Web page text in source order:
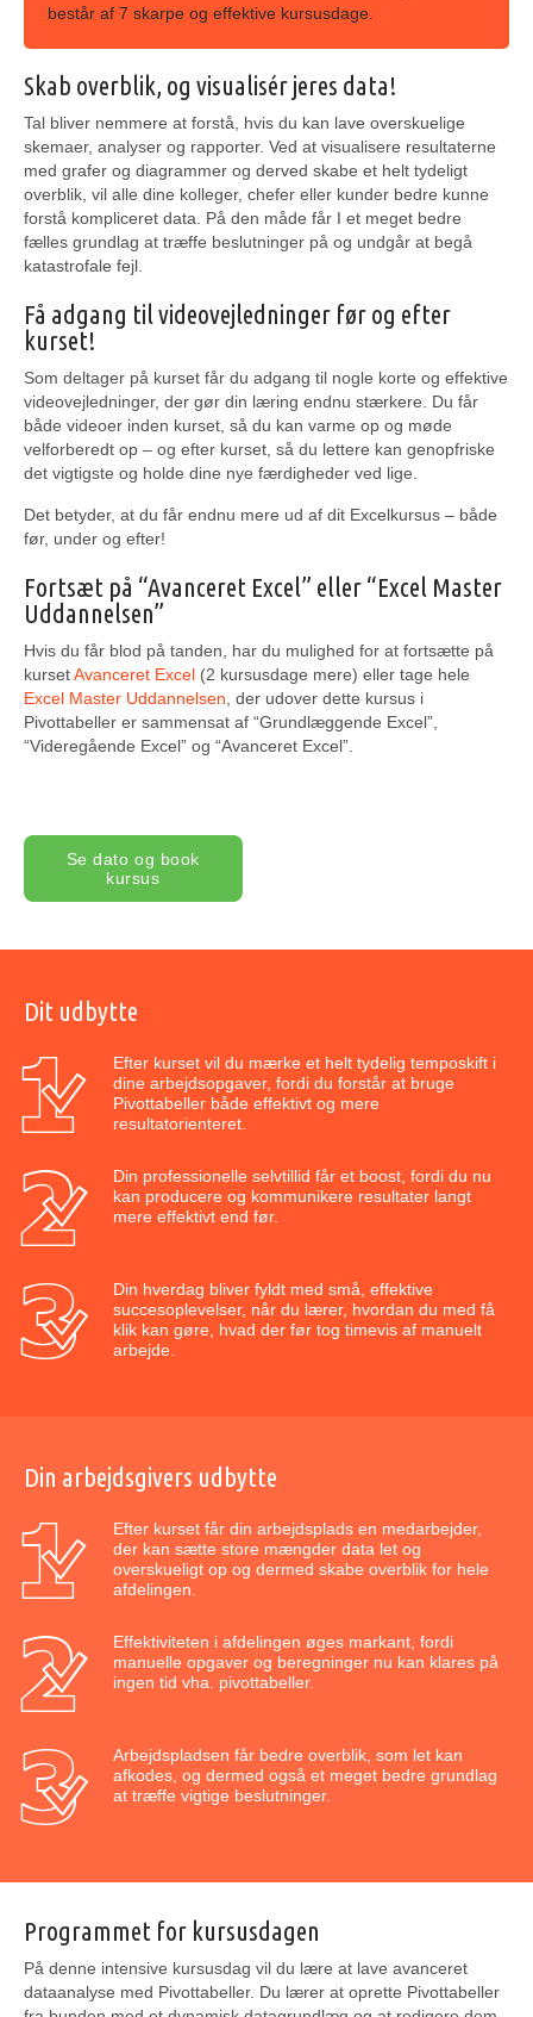
består af 7 skarpe og effektive kursusdage.
Skab overblik, og visualisér jeres data!
Tal bliver nemmere at forstå, hvis du kan lave overskuelige
skemaer, analyser og rapporter. Ved at visualisere resultaterne
med grafer og diagrammer og derved skabe et helt tydeligt
overblik, vil alle dine kolleger, chefer eller kunder bedre kunne
forstå kompliceret data. På den måde får I et meget bedre
fælles grundlag at træffe beslutninger på og undgår at begå
katastrofale fejl.
Få adgang til videovejledninger før og efter
kurset!
Som deltager på kurset får du adgang til nogle korte og effektive
videovejledninger, der gør din læring endnu stærkere. Du får
både videoer inden kurset, så du kan varme op og møde
velforberedt op – og efter kurset, så du lettere kan genopfriske
det vigtigste og holde dine nye færdigheder ved lige.
Det betyder, at du får endnu mere ud af dit Excelkursus – både
før, under og efter!
Fortsæt på “Avanceret Excel” eller “Excel Master
Uddannelsen”
Hvis du får blod på tanden, har du mulighed for at fortsætte på
kursetAvanceret Excel (2 kursusdage mere) eller tage hele
Excel Master Uddannelsen , der udover dette kursus i
Pivottabeller er sammensat af “Grundlæggende Excel”,
“Videregående Excel” og “Avanceret Excel”.
Se dato og book
kursus
Dit udbytte
Efter kurset vil du mærke et helt tydelig temposkift i
dine arbejdsopgaver, fordi du forstår at bruge
Pivottabeller både effektivt og mere
resultatorienteret.
Din professionelle selvtillid får et boost, fordi du nu
kan producere og kommunikere resultater langt
mere effektivt end før.
Din hverdag bliver fyldt med små, effektive
succesoplevelser, når du lærer, hvordan du med få
klik kan gøre, hvad der før tog timevis af manuelt
arbejde.
Din arbejdsgivers udbytte
Efter kurset får din arbejdsplads en medarbejder,
der kan sætte store mængder data let og
overskueligt op og dermed skabe overblik for hele
afdelingen.
Effektiviteten i afdelingen øges markant, fordi
manuelle opgaver og beregninger nu kan klares på
ingen tid vha. pivottabeller.
Arbejdspladsen får bedre overblik, som let kan
afkodes, og dermed også et meget bedre grundlag
at træffe vigtige beslutninger.
Programmet for kursusdagen
På denne intensive kursusdag vil du lære at lave avanceret
dataanalyse med Pivottabeller. Du lærer at oprette Pivottabeller